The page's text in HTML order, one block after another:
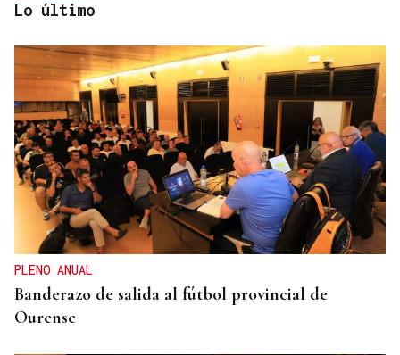
ENTREVISTA
Jorge Vázquez: "Nuestro objetivo a 2028 es crecer
creando valor para el accionista y para el equipo
que lo hace posible"
Lo último
PLENO ANUAL
Banderazo de salida al fútbol provincial de
Ourense